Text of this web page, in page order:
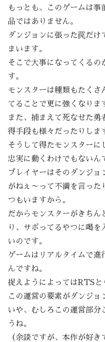
もっとも、このゲームは
品ではありません。
ダンジョンに張った罠だけ
まいます。
そこで大事になってくるの
す。
モンスターは種類もたくさ
てることで更に強くなりま
また、捕まえて死なせた勇
得手段も様々だったりしま
そうして得たモンスターに
忠実に動くわけでもないん
プレイヤーはそのダンジ
がねぇ～って不満を言った
つもいますから。
だからモンスターがきちん
り、サボってるやつに喝
いのです。
ゲームはリアルタイムで進
んですね。
捉えようによってはRTSと
この運営の要素がダンジョ
いや、むしろこの運営部分
うね。
（余談ですが、本作が好